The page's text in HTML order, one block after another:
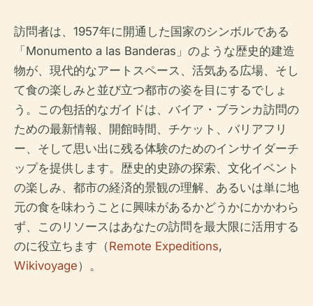
訪問者は、1957年に開通した国家のシンボルである
「Monumento a las Banderas」のような歴史的建造
物が、現代的なアートスペース、活気ある広場、そし
て食の楽しみと並び立つ都市の姿を目にするでしょ
う。この包括的なガイドは、バイア・ブランカ訪問の
ための最新情報、開館時間、チケット、バリアフリ
ー、そして思い出に残る体験のためのインサイダーチ
ップを提供します。歴史的史跡の探索、文化イベント
の楽しみ、都市の経済的景観の理解、あるいは単に地
元の食を味わうことに興味があるかどうかにかかわら
ず、このリソースはあなたの訪問を最大限に活用する
のに役立ちます（Remote Expeditions,
Wikivoyage）。